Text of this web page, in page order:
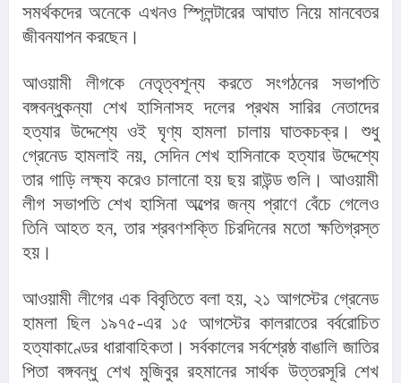
সমর্থকদের অনেকে এখনও স্পি্লন্টারের আঘাত নিয়ে মানবেতর
জীবনযাপন করছেন।
আওয়ামী লীগকে নেতৃত্বশূন্য করতে সংগঠনের সভাপতি
বঙ্গবন্ধুকন্যা শেখ হাসিনাসহ দলের প্রথম সারির নেতাদের
হত্যার উদ্দেশ্যে ওই ঘৃণ্য হামলা চালায় ঘাতকচক্র। শুধু
গ্রেনেড হামলাই নয়, সেদিন শেখ হাসিনাকে হত্যার উদ্দেশ্যে
তার গাড়ি লক্ষ্য করেও চালানো হয় ছয় রাউন্ড গুলি। আওয়ামী
লীগ সভাপতি শেখ হাসিনা অল্পের জন্য প্রাণে বেঁচে গেলেও
তিনি আহত হন, তার শ্রবণশক্তি চিরদিনের মতো ক্ষতিগ্রস্ত
হয়।
আওয়ামী লীগের এক বিবৃতিতে বলা হয়, ২১ আগস্টের গ্রেনেড
হামলা ছিল ১৯৭৫-এর ১৫ আগস্টের কালরাতের বর্বরোচিত
হত্যাকাণ্ডের ধারাবাহিকতা। সর্বকালের সর্বশ্রেষ্ঠ বাঙালি জাতির
পিতা বঙ্গবন্ধু শেখ মুজিবুর রহমানের সার্থক উত্তরসূরি শেখ